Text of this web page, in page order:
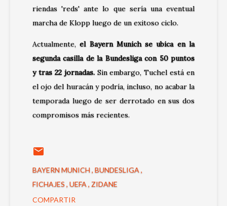
riendas 'reds' ante lo que sería una eventual
marcha de Klopp luego de un exitoso ciclo.
Actualmente,el Bayern Munich se ubica en la
segunda casilla de la Bundesliga con 50 puntos
y tras 22 jornadas.Sin embargo, Tuchel está en
el ojo del huracán y podría, incluso, no acabar la
temporada luego de ser derrotado en sus dos
compromisos más recientes.
BAYERN MUNICH BUNDESLIGA
FICHAJES UEFA ZIDANE
COMPARTIR